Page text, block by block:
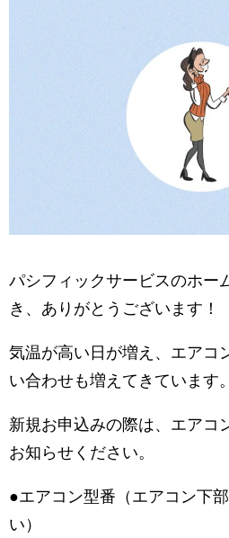
パシフィックサービスのホー
き、ありがとうございます！
気温が高い日が増え、エアコ
い合わせも増えてきています。
新規お申込みの際は、エアコ
お知らせください。
●エアコン型番（エアコン下
い）